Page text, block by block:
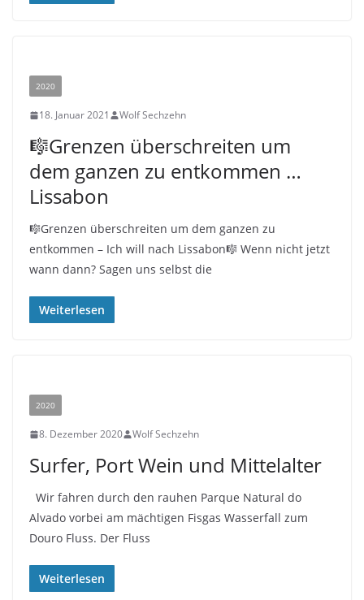
2020
18. Januar 2021 Wolf Sechzehn
🎼Grenzen überschreiten um
dem ganzen zu entkommen …
Lissabon
🎼Grenzen überschreiten um dem ganzen zu
entkommen – Ich will nach Lissabon🎼 Wenn nicht jetzt
wann dann? Sagen uns selbst die
Weiterlesen
2020
8. Dezember 2020 Wolf Sechzehn
Surfer, Port Wein und Mittelalter
Wir fahren durch den rauhen Parque Natural do
Alvado vorbei am mächtigen Fisgas Wasserfall zum
Douro Fluss. Der Fluss
Weiterlesen